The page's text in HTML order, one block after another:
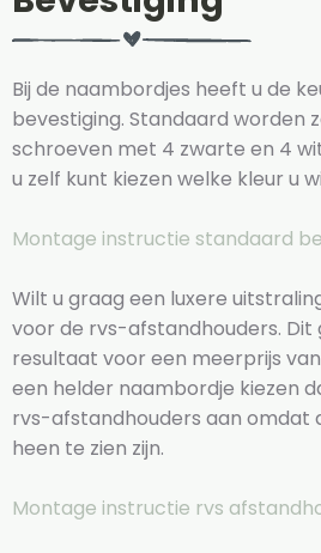
Bij de naambordjes heeft u de
bevestiging. Standaard worden
schroeven met 4 zwarte en 4
u zelf kunt kiezen welke kleur u
Montage instructie standaard
Wilt u graag een luxere
voor de rvs-afstandhouders.
resultaat voor een meerprijs
een helder naambordje kiezen
rvs-afstandhouders aan omdat
heen te zien zijn.
Montage instructie rvs